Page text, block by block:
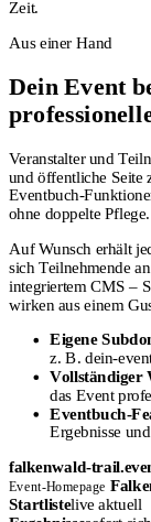
Zeit.
Aus einer Hand
Dein Event
Veranstalter und
und öffentliche Seite
Eventbuch-
ohne doppelte Pflege.
Auf Wunsch erhält
sich Teilnehmende
integriertem CMS –
wirken aus einem
Eigene
z. B. dein-
Vollständiger
das Event
Eventbuch-
Ergebnisse
falkenwald-
Event-Homepage
Startlistelive aktuell